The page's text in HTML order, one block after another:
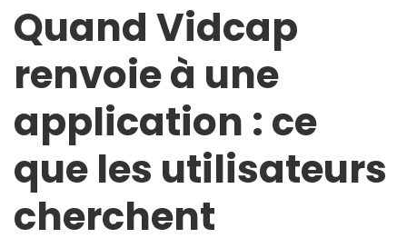
Quand Vidcap
renvoie à une
application : ce
que les utilisateurs
cherchent